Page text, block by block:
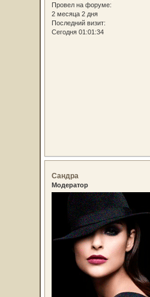
Провел на форуме:
2 месяца 2 дня
Последний визит:
Сегодня 01:01:34
Сандра
Модератор